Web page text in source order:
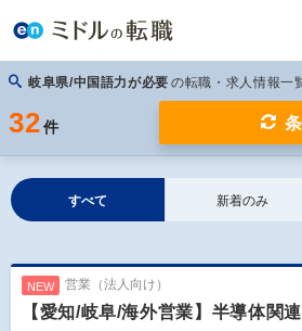
岐阜県/中国語力が必要 の転職・求人情報一
32 件
すべて 新着のみ
NEW 営業（法人向け）
【愛知/岐阜/海外営業】半導体関